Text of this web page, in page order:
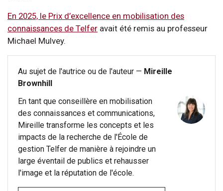
En 2025, le Prix d’excellence en mobilisation des
connaissances de Telfer avait été remis au professeur
Michael Mulvey.
Au sujet de l'autrice ou de l'auteur — Mireille
Brownhill
En tant que conseillère en mobilisation
des connaissances et communications,
Mireille transforme les concepts et les
impacts de la recherche de l'École de
gestion Telfer de manière à rejoindre un
large éventail de publics et rehausser
l'image et la réputation de l'école.